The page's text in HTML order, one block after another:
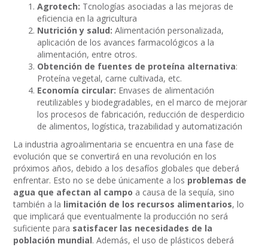
Agrotech: Tcnologías asociadas a las mejoras de
eficiencia en la agricultura
Nutrición y salud: Alimentación personalizada,
aplicación de los avances farmacológicos a la
alimentación, entre otros.
Obtención de fuentes de proteína alternativa:
Proteína vegetal, carne cultivada, etc.
Economía circular: Envases de alimentación
reutilizables y biodegradables, en el marco de mejorar
los procesos de fabricación, reducción de desperdicio
de alimentos, logística, trazabilidad y automatización
La industria agroalimentaria se encuentra en una fase de
evolución que se convertirá en una revolución en los
próximos años, debido a los desafíos globales que deberá
enfrentar. Esto no se debe únicamente a los problemas de
agua que afectan al campo a causa de la sequía, sino
también a la limitación de los recursos alimentarios, lo
que implicará que eventualmente la producción no será
suficiente para satisfacer las necesidades de la
población mundial. Además, el uso de plásticos deberá